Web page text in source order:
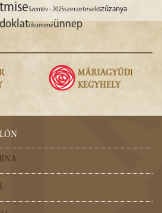
Szentév - 2025szerzetesekszűzanya
ökumenéünnep